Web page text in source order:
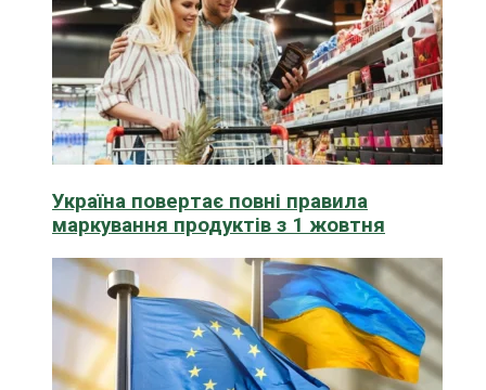
Україна повертає повні правила
маркування продуктів з 1 жовтня